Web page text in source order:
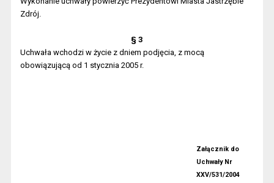
Zdrój.
§ 3
Uchwała wchodzi w życie z dniem podjęcia, z mocą
obowiązującą od 1 stycznia 2005 r.
Załącznik do
Uchwały Nr
XXV/531/2004